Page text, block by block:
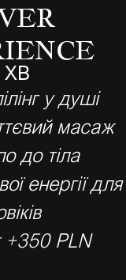
ХВ
у душі
масаж
до тіла
енергії для
PLN